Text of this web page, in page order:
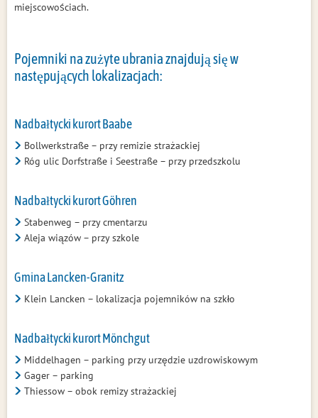
miejscowościach.
Pojemniki na zużyte ubrania znajdują się w
następujących lokalizacjach:
Nadbałtycki kurort Baabe
Bollwerkstraße – przy remizie strażackiej
Róg ulic Dorfstraße i Seestraße – przy przedszkolu
Nadbałtycki kurort Göhren
Stabenweg – przy cmentarzu
Aleja wiązów – przy szkole
Gmina Lancken-Granitz
Klein Lancken – lokalizacja pojemników na szkło
Nadbałtycki kurort Mönchgut
Middelhagen – parking przy urzędzie uzdrowiskowym
Gager – parking
Thiessow – obok remizy strażackiej